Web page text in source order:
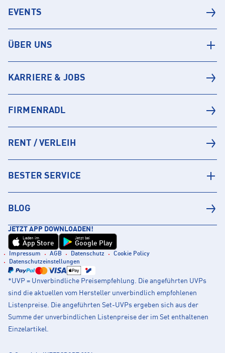
EVENTS
ÜBER UNS
KARRIERE & JOBS
FIRMENRADL
RENT / VERLEIH
BESTER SERVICE
BLOG
JETZT APP DOWNLOADEN!
Laden im
App Store
Jetzt bei
Google Play
Impressum AGB Datenschutz
Cookie Policy
Datenschutzeinstellungen
*UVP = Unverbindliche Preisempfehlung. Die angeführten UVPs
sind die aktuellen vom Hersteller unverbindlich empfohlenen
Listenpreise. Die angeführten Set-UVPs ergeben sich aus der
Summe der unverbindlichen Listenpreise der im Set enthaltenen
Einzelartikel.